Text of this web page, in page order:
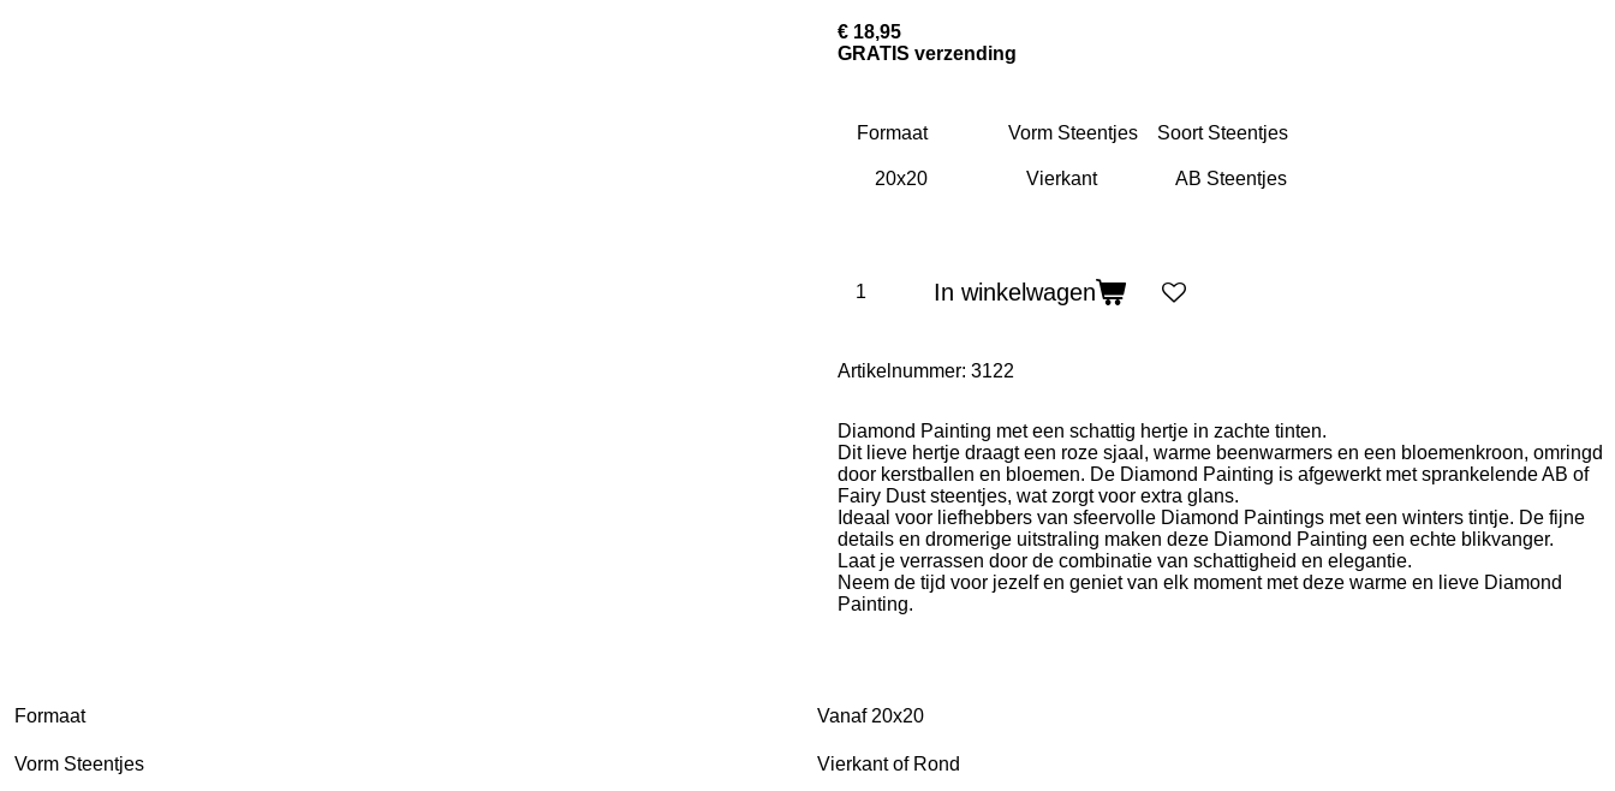
€ 18,95
GRATIS verzending
Formaat Vorm Steentjes Soort Steentjes
In winkelwagen
Artikelnummer: 3122
Diamond Painting met een schattig hertje in zachte tinten.
Dit lieve hertje draagt een roze sjaal, warme beenwarmers en een bloemenkroon, omringd
door kerstballen en bloemen. De Diamond Painting is afgewerkt met sprankelende AB of
Fairy Dust steentjes, wat zorgt voor extra glans.
Ideaal voor liefhebbers van sfeervolle Diamond Paintings met een winters tintje. De fijne
details en dromerige uitstraling maken deze Diamond Painting een echte blikvanger.
Laat je verrassen door de combinatie van schattigheid en elegantie.
Neem de tijd voor jezelf en geniet van elk moment met deze warme en lieve Diamond
Painting.
Formaat Vanaf 20x20
Vorm Steentjes Vierkant of Rond